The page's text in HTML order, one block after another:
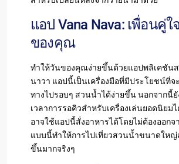
แอป Vana Nava: เพื่อนคู่
ของคุณ
ทำให้วันของคุณง่ายขึ้นด้วยแอปพลิเคชัน
นาวา แอปนี้เป็นเครื่องมือที่มีประโยชน์ที่
ทางไปรอบๆ สวนน้ำได้ง่ายขึ้น นอกจากนี้
เวลาการรอคิวสำหรับเครื่องเล่นยอดนิยม
อาจใช้แอปนี้สั่งอาหารได้โดยไม่ต้องออกจ
แบบนี้ทำให้การไปเที่ยวสวนน้ำขนาดใหญ่
ขึ้นมากจริงๆ